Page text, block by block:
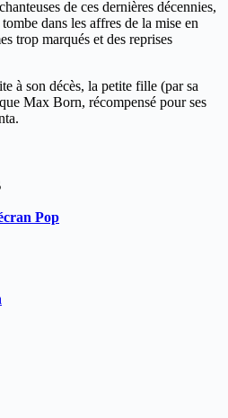
de ces dernières décennies,
dans les affres de la mise en
trop marqués et des reprises
à son décès, la petite fille (par sa
Max Born, récompensé pour ses
Pop